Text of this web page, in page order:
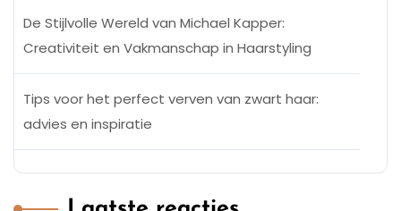
De Stijlvolle Wereld van Michael Kapper:
Creativiteit en Vakmanschap in Haarstyling
Tips voor het perfect verven van zwart haar:
advies en inspiratie